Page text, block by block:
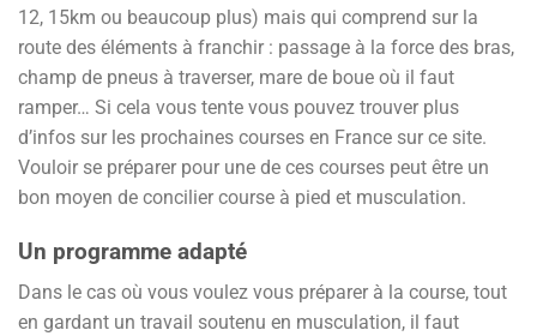
12, 15km ou beaucoup plus) mais qui comprend sur la
route des éléments à franchir : passage à la force des bras,
champ de pneus à traverser, mare de boue où il faut
ramper… Si cela vous tente vous pouvez trouver plus
d’infos sur les prochaines courses en France sur ce site.
Vouloir se préparer pour une de ces courses peut être un
bon moyen de concilier course à pied et musculation.
Un programme adapté
Dans le cas où vous voulez vous préparer à la course, tout
en gardant un travail soutenu en musculation, il faut